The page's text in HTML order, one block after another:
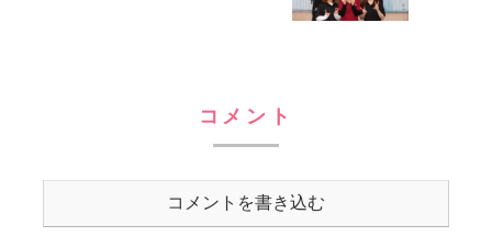
コメント
コメントを書き込む